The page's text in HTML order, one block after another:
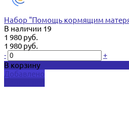
Набор "Помощь кормящим
В наличии 19
1 980 руб.
1 980 руб.
-
+
В корзину
Добавлено